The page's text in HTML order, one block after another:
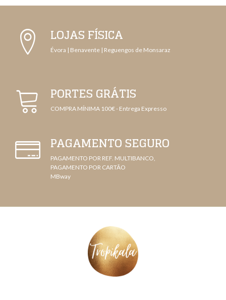
LOJAS FÍSICA
Évora | Benavente | Reguengos de Monsaraz
PORTES GRÁTIS
COMPRA MÍNIMA 100€ - Entrega Expresso
PAGAMENTO SEGURO
PAGAMENTO POR REF. MULTIBANCO,
PAGAMENTO POR CARTÃO
MBway